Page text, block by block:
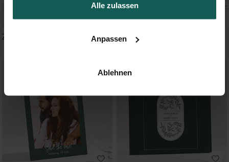
Alle zulassen
Anpassen
Ablehnen
Zierliches Laub Eukalyptusblätter